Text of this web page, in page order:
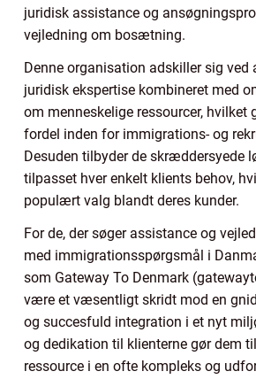
juridisk assistance og
vejledning om bosætning.
Denne organisation adskiller sig ved
juridisk ekspertise kombineret med
om menneskelige ressourcer, hvilket
fordel inden for immigrations- og
Desuden tilbyder de skræddersyede
tilpasset hver enkelt klients behov,
populært valg blandt deres kunder.
For de, der søger assistance og
med immigrationsspørgsmål i
som Gateway To Denmark
være et væsentligt skridt mod en
og succesfuld integration i et nyt
og dedikation til klienterne gør dem
ressource i en ofte kompleks og